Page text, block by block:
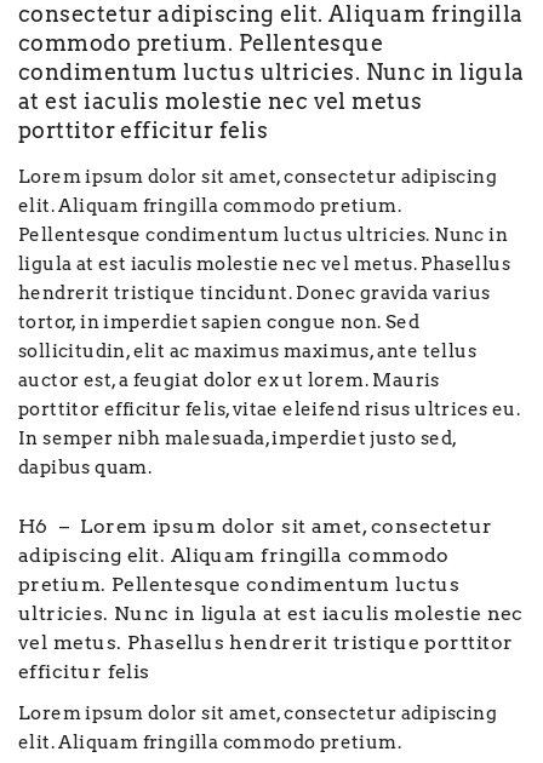
consectetur adipiscing elit. Aliquam fringilla
commodo pretium. Pellentesque
condimentum luctus ultricies. Nunc in ligula
at est iaculis molestie nec vel metus
porttitor efficitur felis
Lorem ipsum dolor sit amet, consectetur adipiscing
elit. Aliquam fringilla commodo pretium.
Pellentesque condimentum luctus ultricies. Nunc in
ligula at est iaculis molestie nec vel metus. Phasellus
hendrerit tristique tincidunt. Donec gravida varius
tortor, in imperdiet sapien congue non. Sed
sollicitudin, elit ac maximus maximus, ante tellus
auctor est, a feugiat dolor ex ut lorem. Mauris
porttitor efficitur felis, vitae eleifend risus ultrices eu.
In semper nibh malesuada, imperdiet justo sed,
dapibus quam.
H6 – Lorem ipsum dolor sit amet, consectetur
adipiscing elit. Aliquam fringilla commodo
pretium. Pellentesque condimentum luctus
ultricies. Nunc in ligula at est iaculis molestie nec
vel metus. Phasellus hendrerit tristique porttitor
efficitur felis
Lorem ipsum dolor sit amet, consectetur adipiscing
elit. Aliquam fringilla commodo pretium.